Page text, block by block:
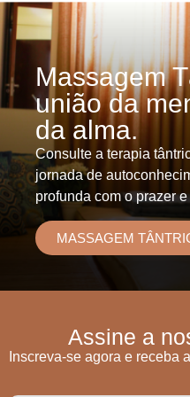
Massagem
união da
da alma.
Consulte a terapia
jornada de
profunda com o prazer
MASSAGEM
Assine a
Inscreva-se agora e receba